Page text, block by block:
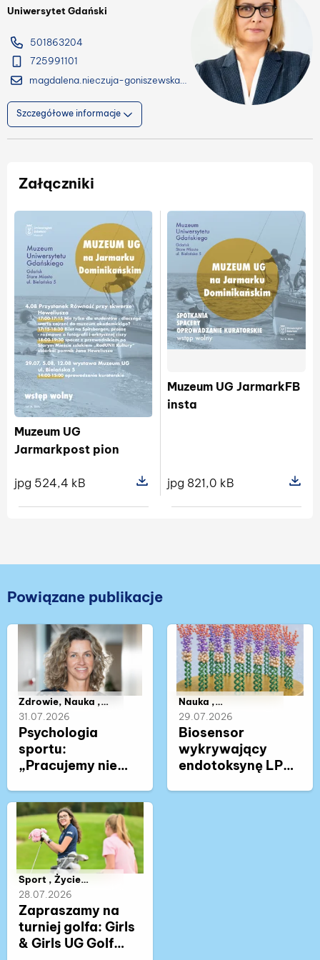
Uniwersytet Gdański
501863204
725991101
magdalena.nieczuja-goniszewska@ug.edu.pl
Szczegółowe informacje
Załączniki
Muzeum UG
Jarmarkpost pion
jpg 524,4 kB
Pokaż szczegóły pliku Muzeum
Muzeum UG JarmarkFB
insta
jpg 821,0 kB
Powiązane publikacje
Należy do kategorii:
Zdrowie, Nauka ,
Współpraca ,
Wywiady naukowe,
Sport
31.07.2026
Psychologia
sportu:
„Pracujemy nie
sportowcem, co z
człowiekiem,
który uprawia
sport”
Należy do kategorii:
Nauka ,
Współpraca
29.07.2026
Biosensor
wykrywający
endotoksynę LPS
Należy do kategorii:
Sport , Życie
akademickie ,
Współpraca
28.07.2026
Zapraszamy na
turniej golfa: Girls
& Girls UG Golf